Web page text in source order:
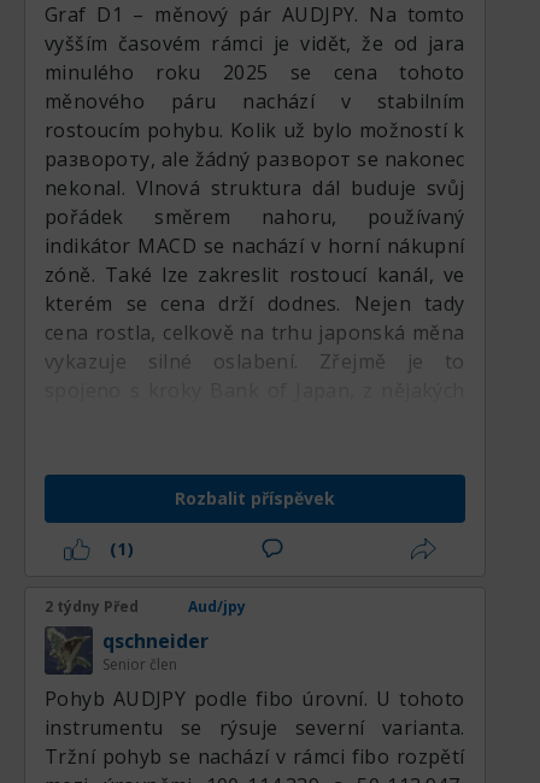
Graf D1 – měnový pár AUDJPY. Na tomto
vyšším časovém rámci je vidět, že od jara
minulého roku 2025 se cena tohoto
měnového páru nachází v stabilním
rostoucím pohybu. Kolik už bylo možností k
развороту, ale žádný разворот se nakonec
nekonal. Vlnová struktura dál buduje svůj
pořádek směrem nahoru, používaný
indikátor MACD se nachází v horní nákupní
zóně. Také lze zakreslit rostoucí kanál, ve
kterém se cena drží dodnes. Nejen tady
cena rostla, celkově na trhu japonská měna
vykazuje silné oslabení. Zřejmě je to
ti největší spekulanti a dělají nějakou
významnou část rozpočtu na spekulacích.
No jasně, nemají suroviny, aby je těžili a
prodávali na všechny strany. Musí namáhat
prostředky pro sebe vysoce intelektuální
činností, na rozdíl od některých. Těch, kteří
mají všechny zdroje k tomu, aby se jim žilo
dobře.
Je tu medvědí divergence na indikátoru
Rozbalit příspěvek
(1)
2 týdny Před Aud/jpy
qschneider
Senior člen
Pohyb AUDJPY podle fibo úrovní. U tohoto
instrumentu se rýsuje severní varianta.
Tržní pohyb se nachází v rámci fibo rozpětí